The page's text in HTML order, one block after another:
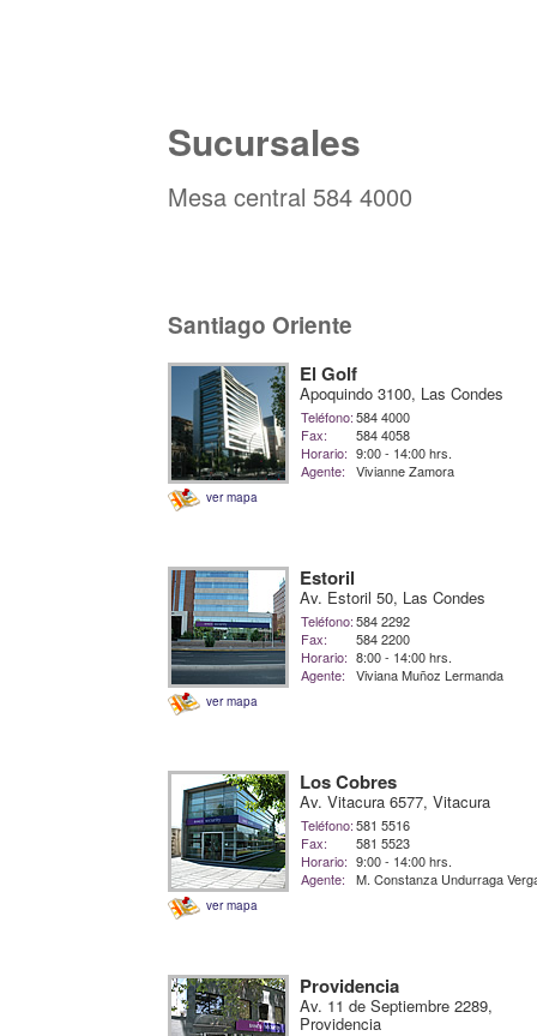
Sucursales
Mesa central 584 4000
Santiago Oriente
ver mapa
El Golf
Apoquindo 3100, Las Condes
Teléfono:584 4000
Fax:
584 4058
Horario: 9:00 - 14:00 hrs.
Agente:
Vivianne Zamora
ver mapa
Estoril
Av. Estoril 50, Las Condes
Teléfono:584 2292
Fax:
584 2200
Horario: 8:00 - 14:00 hrs.
Agente:
Viviana Muñoz Lermanda
ver mapa
Los Cobres
Av. Vitacura 6577, Vitacura
Teléfono:581 5516
Fax:
581 5523
Horario: 9:00 - 14:00 hrs.
Agente:
M. Constanza Undurraga
Providencia
Av. 11 de Septiembre 2289,
Providencia